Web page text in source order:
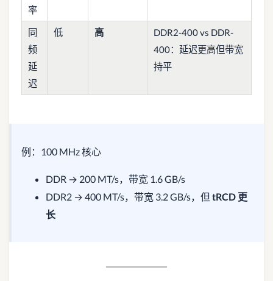
率
同
频
延
迟
低 高
DDR2-400 vs DDR-
400：延迟更高但带宽
持平
例：100 MHz 核心
DDR → 200 MT/s，带宽 1.6 GB/s
DDR2 → 400 MT/s，带宽 3.2 GB/s，但 tRCD 更
长